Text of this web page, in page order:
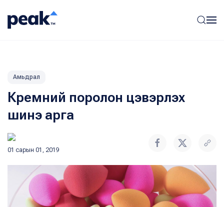
Амьдрал
Кремний поролон цэвэрлэх
шинэ арга
01 сарын 01, 2019